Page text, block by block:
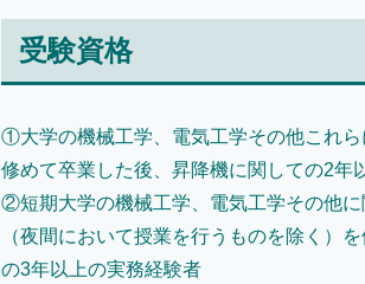
受験資格
①大学の機械工学、電気工学その他これ
修めて卒業した後、昇降機に関しての2年
②短期大学の機械工学、電気工学その他
（夜間において授業を行うものを除く）
の3年以上の実務経験者